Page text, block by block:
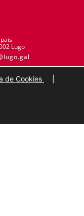
Lugo
de Cookies